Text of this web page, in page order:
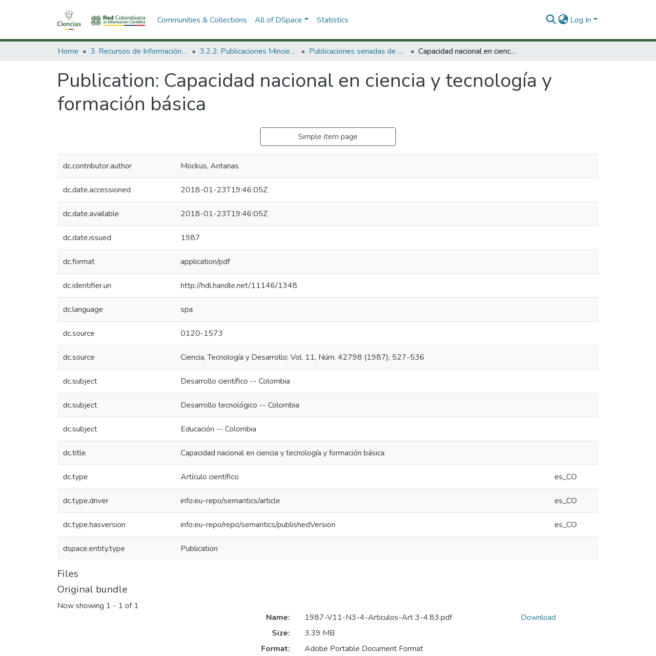
Communities & Collections All of DSpace Statistics Log In
Home 3. Recursos de Información Científica y Tecnológica 3.2.2. Publicaciones Minciencias Publicaciones seriadas de Minciencias Capacidad nacional en ciencia y tecnología y formación básica
Publication: Capacidad nacional en ciencia y tecnología y
formación básica
Simple item page
dc.contributor.author Mockus, Antanas
dc.date.accessioned 2018-01-23T19:46:05Z
dc.date.available 2018-01-23T19:46:05Z
dc.date.issued 1987
dc.format application/pdf
dc.identifier.uri http://hdl.handle.net/11146/1348
dc.language spa
dc.source 0120-1573
dc.source Ciencia, Tecnología y Desarrollo; Vol. 11, Núm. 42798 (1987); 527-536
dc.subject Desarrollo científico -- Colombia
dc.subject Desarrollo tecnológico -- Colombia
dc.subject Educación -- Colombia
dc.title Capacidad nacional en ciencia y tecnología y formación básica
dc.type Artículo científico es_CO
dc.type.driver info:eu-repo/semantics/article es_CO
dc.type.hasversion info:eu-repo/repo/semantics/publishedVersion es_CO
dspace.entity.type Publication
Files
Original bundle
Now showing 1 - 1 of 1
Name:
1987-V11-N3-4-Articulos-Art 3-4.83.pdf
Size:
3.39 MB
Format:
Adobe Portable Document Format
Download